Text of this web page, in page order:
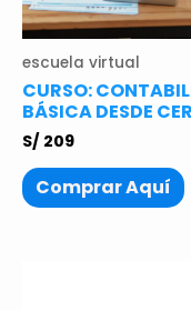
escuela virtual
CURSO:
BÁSICA DESDE
S/ 209
Comprar Aquí